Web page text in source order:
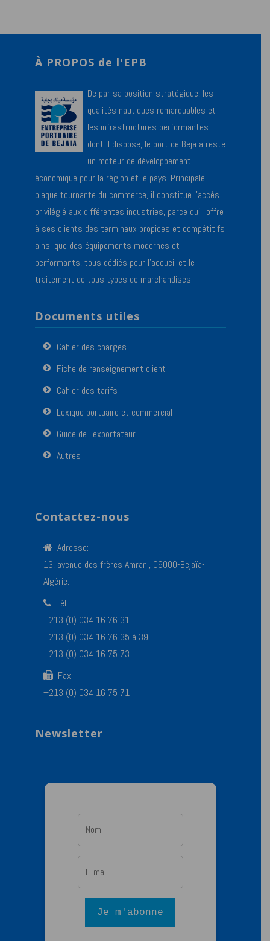
À PROPOS de l'EPB
De par sa position stratégique, les
qualités nautiques remarquables et
les infrastructures performantes
dont il dispose, le port de Bejaïa reste
un moteur de développement
économique pour la région et le pays. Principale
plaque tournante du commerce, il constitue l’accès
privilégié aux différentes industries, parce qu’il offre
à ses clients des terminaux propices et compétitifs
ainsi que des équipements modernes et
performants, tous dédiés pour l’accueil et le
traitement de tous types de marchandises.
Documents utiles
Cahier des charges
Fiche de renseignement client
Cahier des tarifs
Lexique portuaire et commercial
Guide de l’exportateur
Autres
Contactez-nous
Adresse:
13, avenue des frères Amrani, 06000-Bejaïa-
Algérie.
Tél:
+213 (0) 034 16 76 31
+213 (0) 034 16 76 35 à 39
+213 (0) 034 16 75 73
Fax:
+213 (0) 034 16 75 71
Newsletter
Je m'abonne